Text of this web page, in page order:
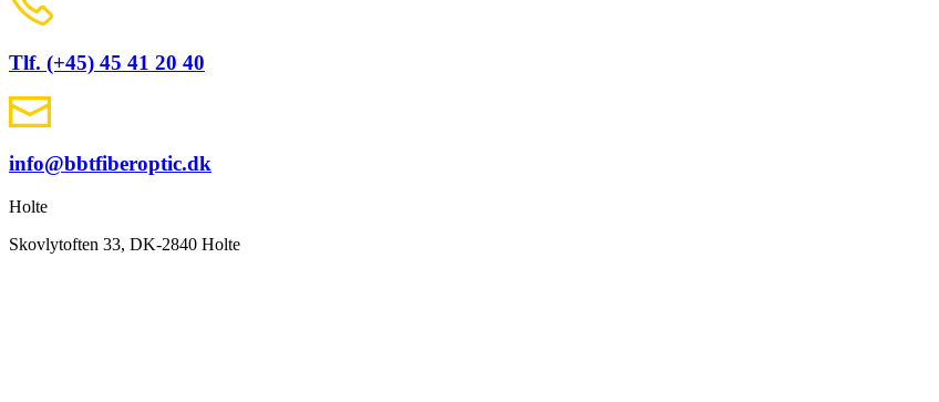
Tlf. (+45) 45 41 20 40
info@bbtfiberoptic.dk
Holte
Skovlytoften 33, DK-2840 Holte